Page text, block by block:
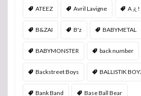
ATEEZ Avril Lavigne Aぇ!
B&ZAI B'z BABYMETAL
BABYMONSTER back number
Backstreet Boys BALLISTIK
Bank Band Base Ball Bear